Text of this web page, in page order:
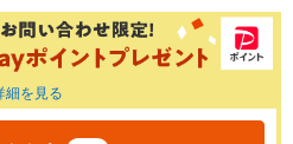
細を見る